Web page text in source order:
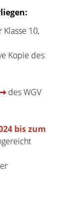
10,
Kopie des
des WGV
bis zum